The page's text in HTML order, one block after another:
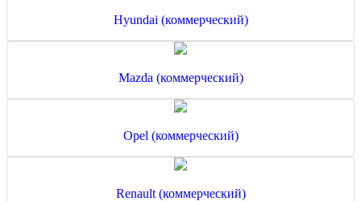
Hyundai (коммерческий)
Mazda (коммерческий)
Opel (коммерческий)
Renault (коммерческий)